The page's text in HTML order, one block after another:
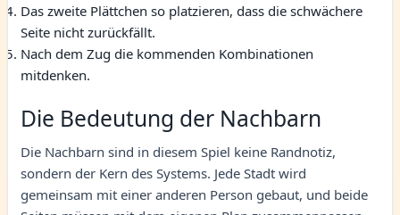
Das zweite Plättchen so platzieren, dass die schwächere
Seite nicht zurückfällt.
Nach dem Zug die kommenden Kombinationen
mitdenken.
Die Bedeutung der Nachbarn
Die Nachbarn sind in diesem Spiel keine Randnotiz,
sondern der Kern des Systems. Jede Stadt wird
gemeinsam mit einer anderen Person gebaut, und beide